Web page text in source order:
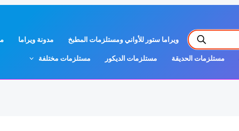
ويراما ستور للأواني ومستلزمات المطبخ مدونة ويراما
مستلزمات الحديقة مستلزمات الديكور مستلزمات مختلفة
هو:
فنجان
شاي